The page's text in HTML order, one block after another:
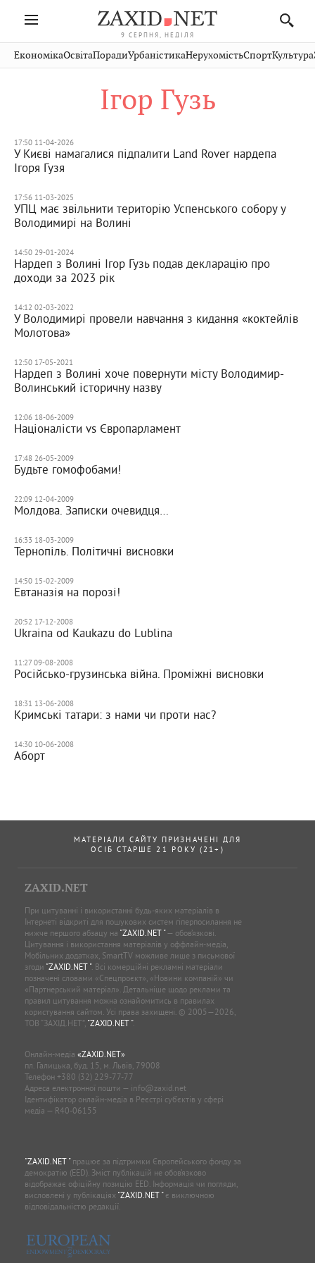
9 СЕРПНЯ, НЕДІЛЯ
Івано-
Франківськ
Рівне
Чернівці
Стрий
Хмельницький
Публікації
Авто СловкоКультура
Кіно Дім
ЕкономікаОсвітаПорадиУрбаністикаНерухомістьСпортКультура
Ігор Гузь
17:50 11-04-2026
У Києві намагалися підпалити Land Rover нардепа
Ігоря Гузя
17:56 11-03-2025
УПЦ має звільнити територію Успенського собору у
Володимирі на Волині
14:50 29-01-2024
Нардеп з Волині Ігор Гузь подав декларацію про
доходи за 2023 рік
14:12 02-03-2022
У Володимирі провели навчання з кидання «коктейлів
Молотова»
12:50 17-05-2021
Нардеп з Волині хоче повернути місту Володимир-
Волинський історичну назву
12:06 18-06-2009
Націоналісти vs Європарламент
17:48 26-05-2009
Будьте гомофобами!
22:09 12-04-2009
Молдова. Записки очевидця…
16:33 18-03-2009
Тернопіль. Політичні висновки
14:50 15-02-2009
Евтаназія на порозі!
20:52 17-12-2008
Ukraina od Kaukazu do Lublina
11:27 09-08-2008
Російсько-грузинська війна. Проміжні висновки
18:31 13-06-2008
Кримські татари: з нами чи проти нас?
14:30 10-06-2008
Аборт
МАТЕРІАЛИ САЙТУ ПРИЗНАЧЕНІ ДЛЯ
ОСІБ СТАРШЕ 21 РОКУ (21+)
ZAXID.NET
При цитуванні і використанні будь-яких матеріалів в
Інтернеті відкриті для пошукових систем гіперпосилання не
нижче першого абзацу на "ZAXID.NET "— обов’язкові.
Цитування і використання матеріалів у оффлайн-медіа,
Мобільних додатках, SmartTV можливе лише з письмової
згоди "ZAXID.NET ". Всі комерційні рекламні матеріали
позначені словами «Спецпроєкт», «Новини компаній» чи
«Партнерський матеріал». Детальніше щодо реклами та
правил цитування можна ознайомитись в правилах
користування сайтом. Усі права захищені. © 2005—2026,
ТОВ “ЗАХІД.НЕТ”, "ZAXID.NET ".
Онлайн-медіа «ZAXID.NET»
пл. Галицька, буд. 15, м. Львів, 79008
Телефон +380 (32) 229-77-77
Адреса електронної пошти — info@zaxid.net
Ідентифікатор онлайн-медіа в Реєстрі суб'єктів у сфері
медіа — R40-06155
"ZAXID.NET "працює за підтримки Європейського фонду за
демократію (EED). Зміст публікацій не обов’язково
відображає офіційну позицію EED. Інформація чи погляди,
висловлені у публікаціях "ZAXID.NET "є виключною
відповідальністю редакції.